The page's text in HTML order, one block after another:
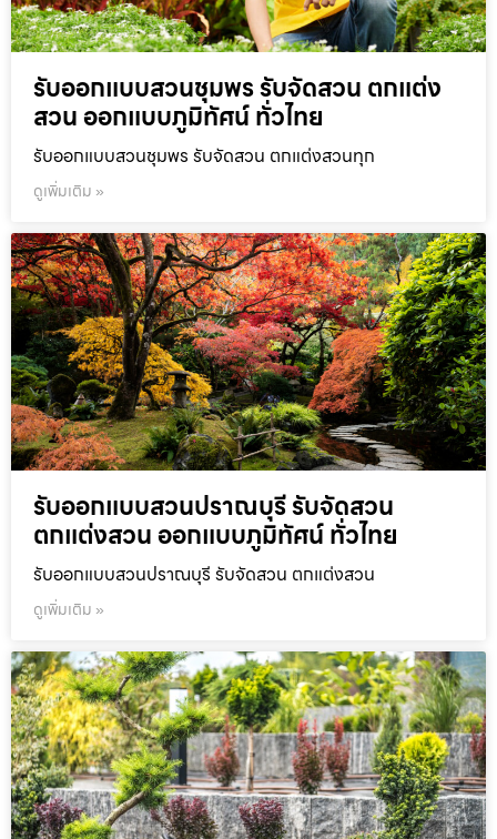
รับออกแบบสวนชุมพร รับจัดสวน ตกแต่ง
สวน ออกแบบภูมิทัศน์ ทั่วไทย
รับออกแบบสวนชุมพร รับจัดสวน ตกแต่งสวนทุก
ดูเพิ่มเติม »
รับออกแบบสวนปราณบุรี รับจัดสวน
ตกแต่งสวน ออกแบบภูมิทัศน์ ทั่วไทย
รับออกแบบสวนปราณบุรี รับจัดสวน ตกแต่งสวน
ดูเพิ่มเติม »